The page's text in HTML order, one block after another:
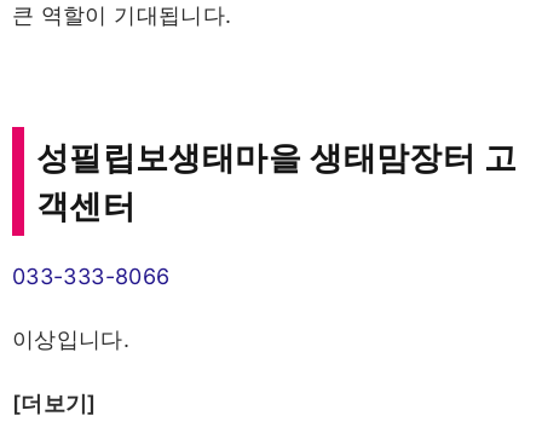
큰 역할이 기대됩니다.
성필립보생태마을 생태맘장터 고
객센터
033-333-8066
이상입니다.
[더보기]